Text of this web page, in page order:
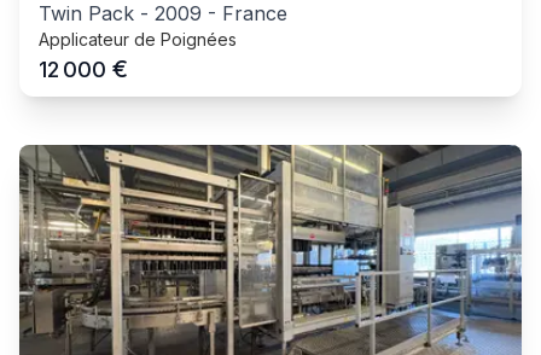
Twin Pack - 2009 - France
Applicateur de Poignées
12 000 €